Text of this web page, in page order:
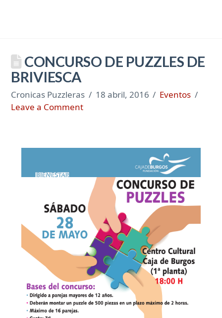
CONCURSO DE PUZZLES DE
BRIVIESCA
Cronicas Puzzleras 18 abril, 2016
Eventos
Leave a Comment